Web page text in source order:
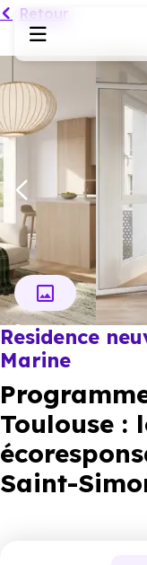
Programmes
Habiter
Actualités
Ressources
Financer
Retour
Résidence
Marine
Toulouse :
Saint-